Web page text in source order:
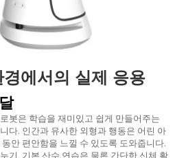
에서의 실제 응용
봇은 학습을 재미있고 쉽게 만들어주는
다. 인간과 유사한 외형과 행동은 어린 아
안 편안함을 느낄 수 있도록 도와줍니다.
기, 기본 산수 연습은 물론 간단한 신체 활